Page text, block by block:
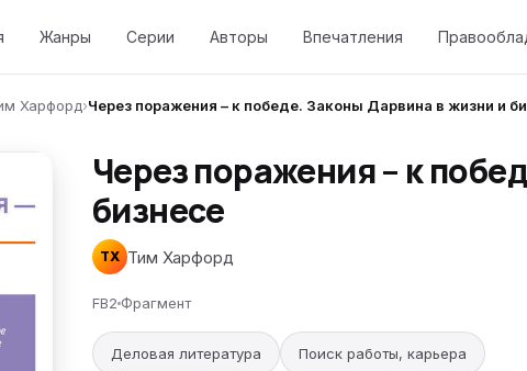
Жанры Серии Авторы Впечатления
Харфорд›Через поражения – к победе. Законы Дарвина в жизни и
Через поражения – к
бизнесе
ТХ Тим Харфорд
FB2 Фрагмент
Деловая литература Поиск работы, карьера